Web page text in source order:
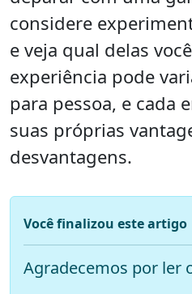
considere
e veja qual delas
experiência pode
para pessoa, e cada
suas próprias
desvantagens.
Você finalizou este artigo
Agradecemos por ler